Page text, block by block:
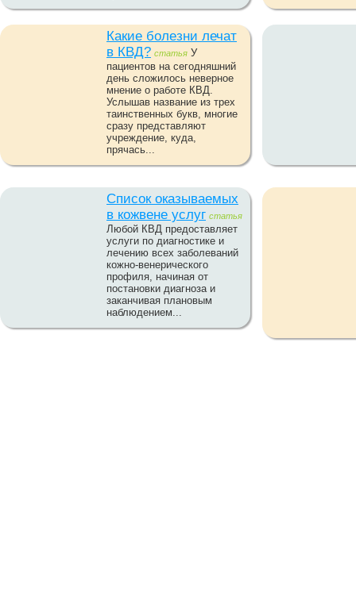
Какие болезни лечат
в КВД? статья У
пациентов на сегодняшний
день сложилось неверное
мнение о работе КВД.
Услышав название из трех
таинственных букв, многие
сразу представляют
учреждение, куда,
прячась...
Список оказываемых
в кожвене услуг статья
Любой КВД предоставляет
услуги по диагностике и
лечению всех заболеваний
кожно-венерического
профиля, начиная от
постановки диагноза и
заканчивая плановым
наблюдением...